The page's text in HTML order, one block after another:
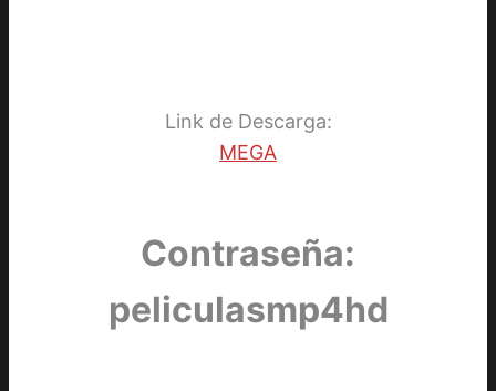
Link de Descarga:
MEGA
Contraseña:
peliculasmp4hd